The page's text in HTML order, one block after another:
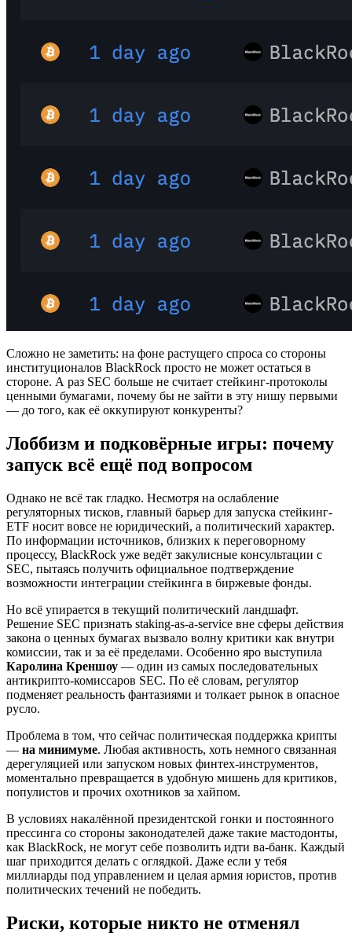
Сложно не заметить: на фоне растущего спроса со стороны
институционалов BlackRock просто не может остаться в
стороне. А раз SEC больше не считает стейкинг-протоколы
ценными бумагами, почему бы не зайти в эту нишу первыми
— до того, как её оккупируют конкуренты?
Лоббизм и подковёрные игры: почему
запуск всё ещё под вопросом
Однако не всё так гладко. Несмотря на ослабление
регуляторных тисков, главный барьер для запуска стейкинг-
ETF носит вовсе не юридический, а политический характер.
По информации источников, близких к переговорному
процессу, BlackRock уже ведёт закулисные консультации с
SEC, пытаясь получить официальное подтверждение
возможности интеграции стейкинга в биржевые фонды.
Но всё упирается в текущий политический ландшафт.
Решение SEC признать staking-as-a-service вне сферы действия
закона о ценных бумагах вызвало волну критики как внутри
комиссии, так и за её пределами. Особенно яро выступила
Каролина Креншоу — один из самых последовательных
антикрипто-комиссаров SEC. По её словам, регулятор
подменяет реальность фантазиями и толкает рынок в опасное
русло.
Проблема в том, что сейчас политическая поддержка крипты
— на минимуме. Любая активность, хоть немного связанная
дерегуляцией или запуском новых финтех-инструментов,
моментально превращается в удобную мишень для критиков,
популистов и прочих охотников за хайпом.
В условиях накалённой президентской гонки и постоянного
прессинга со стороны законодателей даже такие мастодонты,
как BlackRock, не могут себе позволить идти ва-банк. Каждый
шаг приходится делать с оглядкой. Даже если у тебя
миллиарды под управлением и целая армия юристов, против
политических течений не победить.
Риски, которые никто не отменял